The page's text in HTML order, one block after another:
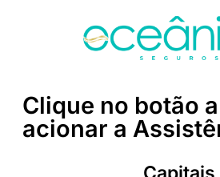
Clique no botão
acionar a